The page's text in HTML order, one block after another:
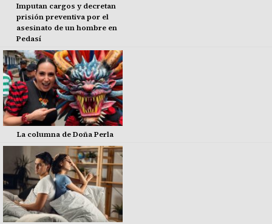
Imputan cargos y decretan
prisión preventiva por el
asesinato de un hombre en
Pedasí
La columna de Doña Perla